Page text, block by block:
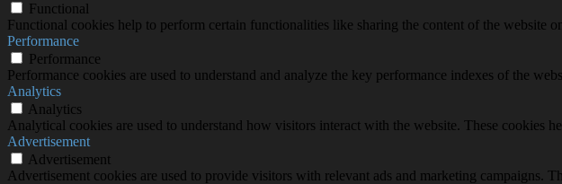
Functional
Functional cookies help to perform certain functionalities like sharing the content of the website
Performance
Performance
Performance cookies are used to understand and analyze the key performance indexes of the
Analytics
Analytics
Analytical cookies are used to understand how visitors interact with the website. These cookies
Advertisement
Advertisement
Advertisement cookies are used to provide visitors with relevant ads and marketing campaigns.